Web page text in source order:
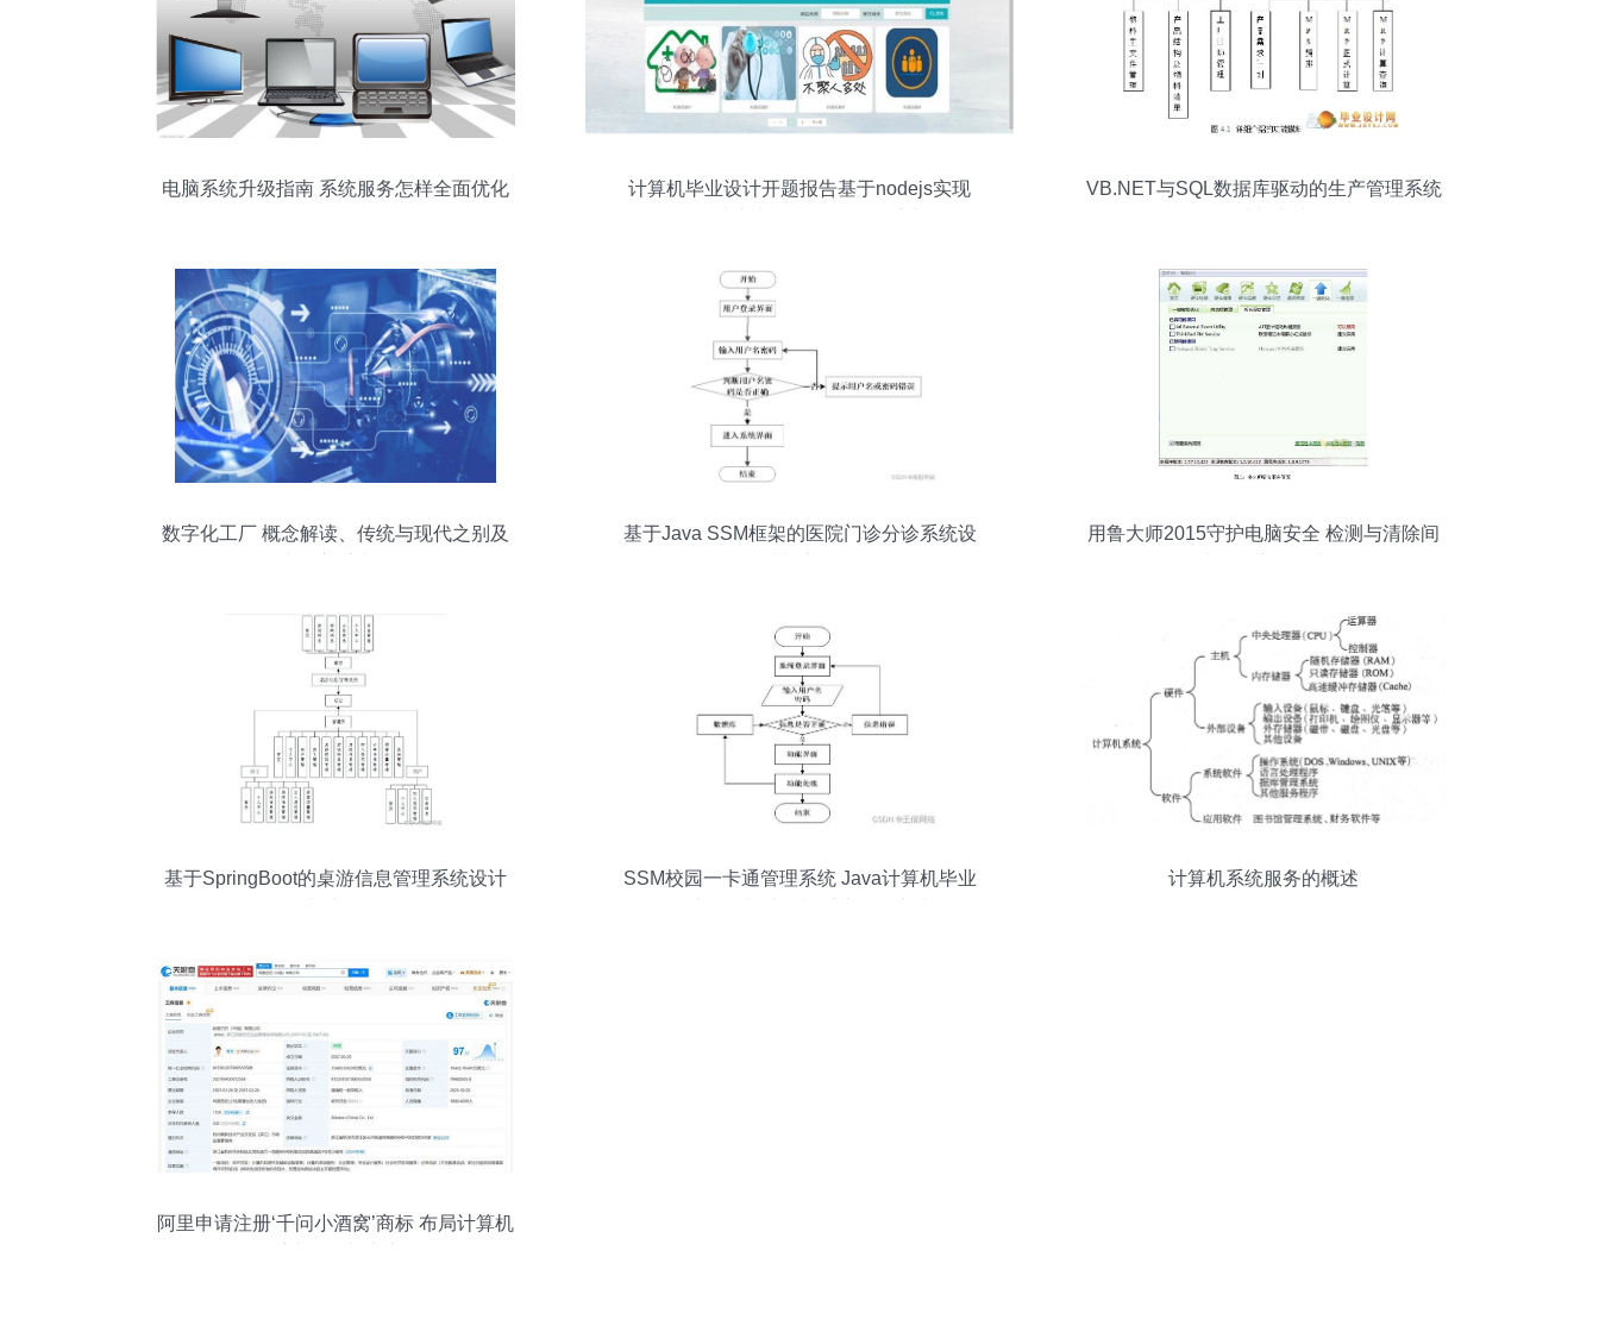
电脑系统升级指南 系统服务怎样全面优化
计算机毕业设计开题报告基于nodejs实现
VB.NET与SQL数据库驱动的生产管理系统
数字化工厂 概念解读、传统与现代之别及
基于Java SSM框架的医院门诊分诊系统设
用鲁大师2015守护电脑安全 检测与清除间
基于SpringBoot的桌游信息管理系统设计
SSM校园一卡通管理系统 Java计算机毕业
计算机系统服务的概述
阿里申请注册‘千问小酒窝’商标 布局计算机